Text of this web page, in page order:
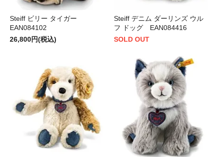
Steiff ビリー タイガー
EAN084102
26,800円(税込)
Steiff デニム ダーリンズ ウル
フ ドッグ EAN084416
SOLD OUT